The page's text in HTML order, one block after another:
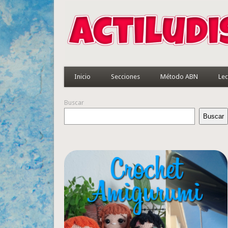
Inicio Secciones Método ABN
Buscar
Buscar